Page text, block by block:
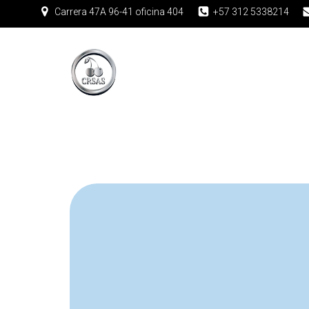
Carrera 47A 96-41 oficina 404 +57 312 5338214